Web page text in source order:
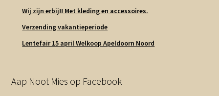
Wij zijn erbij!! Met kleding en accessoires.
Verzending vakantieperiode
Lentefair 15 april Welkoop Apeldoorn Noord
Aap Noot Mies op Facebook